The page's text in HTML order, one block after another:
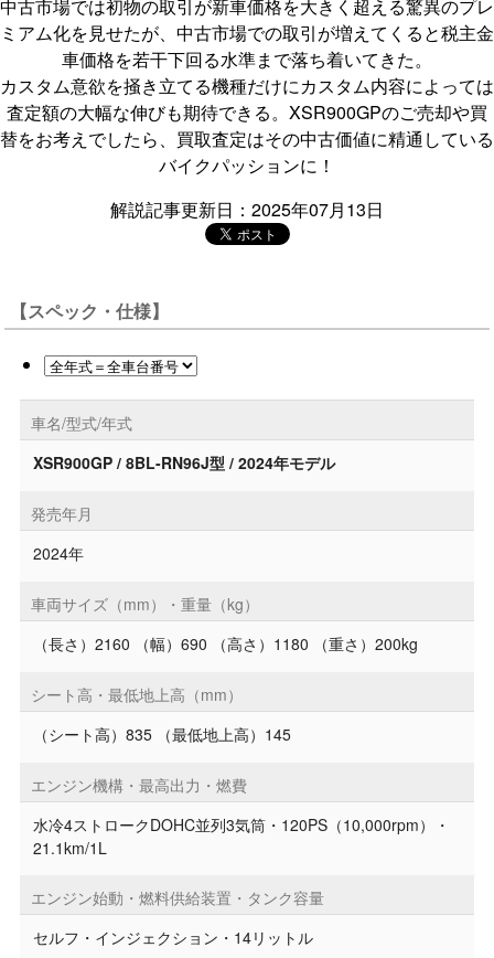
中古市場では初物の取引が新車価格を大きく超える驚異のプレ
ミアム化を見せたが、中古市場での取引が増えてくると税主金
車価格を若干下回る水準まで落ち着いてきた。
カスタム意欲を掻き立てる機種だけにカスタム内容によっては
査定額の大幅な伸びも期待できる。XSR900GPのご売却や買
替をお考えでしたら、買取査定はその中古価値に精通している
バイクパッションに！
解説記事更新日：2025年07月13日
【スペック・仕様】
車名/型式/年式
XSR900GP / 8BL-RN96J型 / 2024年モデル
発売年月
2024年
車両サイズ（mm）・重量（kg）
（長さ）2160 （幅）690 （高さ）1180 （重さ）200kg
シート高・最低地上高（mm）
（シート高）835 （最低地上高）145
エンジン機構・最高出力・燃費
水冷4ストロークDOHC並列3気筒・120PS（10,000rpm）・
21.1km/1L
エンジン始動・燃料供給装置・タンク容量
セルフ・インジェクション・14リットル